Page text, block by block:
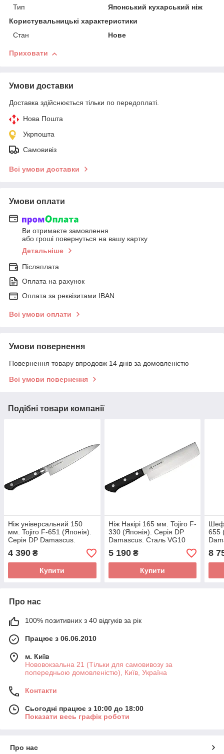
Тип
Японський кухарський ніж
Користувальницькі характеристики
Стан
Нове
Приховати
Умови доставки
Доставка здійснюється тільки по передоплаті.
Нова Пошта
Укрпошта
Самовивіз
Всі умови доставки
Умови оплати
Ви отримаєте замовлення
або гроші повернуться на вашу картку
Детальніше
Післяплата
Оплата на рахунок
Оплата за реквізитами IBAN
Всі умови оплати
Умови повернення
Повернення товару впродовж 14 днів за домовленістю
Всі умови повернення
Подібні товари компанії
Ніж універсальний 150
мм. Tojiro F-651 (Японія).
Серія DP Damascus.
Сталь VG10 дамаск 37
шарів. Руків'я —
Pakkawood
4 390 ₴
Купити
Ніж Накірі 165 мм. Tojiro F-
330 (Японія). Серія DP
Damascus. Сталь VG10
дамаск 37 шарів. Руків'я
— Дерево-полімерний
композит.
5 190₴
Купити
Шеф
655
—
8
Про нас
100% позитивних з 40 відгуків за рік
Працює з 06.06.2010
м. Київ
Нововокзальна 21 (Тільки для самовивозу за
попередньою домовленістю), Київ, Україна
Контакти
Сьогодні працює з 10:00 до 18:00
Показати весь графік роботи
Про нас